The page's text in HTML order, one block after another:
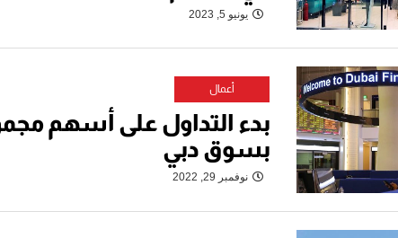
يونيو 5, 2023
أعمال
بدء التداول على أسهم
بسوق دبي
نوفمبر 29, 2022